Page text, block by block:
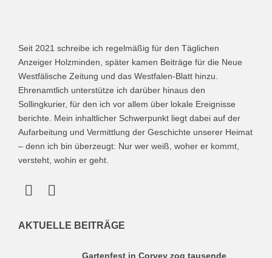
Seit 2021 schreibe ich regelmäßig für den Täglichen
Anzeiger Holzminden, später kamen Beiträge für die Neue
Westfälische Zeitung und das Westfalen-Blatt hinzu.
Ehrenamtlich unterstütze ich darüber hinaus den
Sollingkurier, für den ich vor allem über lokale Ereignisse
berichte. Mein inhaltlicher Schwerpunkt liegt dabei auf der
Aufarbeitung und Vermittlung der Geschichte unserer Heimat
– denn ich bin überzeugt: Nur wer weiß, woher er kommt,
versteht, wohin er geht.
AKTUELLE BEITRÄGE
Gartenfest in Corvey zog tausende